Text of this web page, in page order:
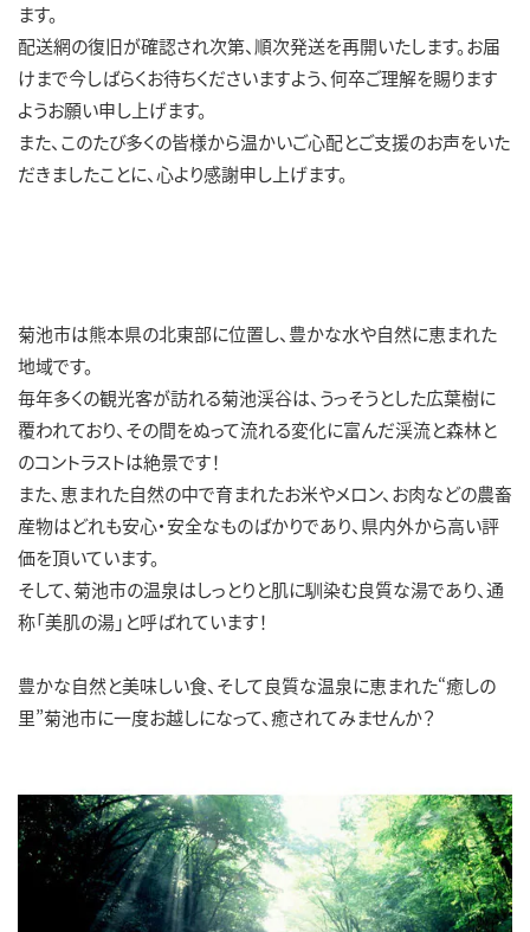
ます。​
配送網の復旧が確認され次第、順次発送を再開いたします。お届
けまで今しばらくお待ちくださいますよう、何卒ご理解を賜ります
ようお願い申し上げます。​
また、このたび多くの皆様から温かいご心配とご支援のお声をいた
だきましたことに、心より感謝申し上げます。​
菊池市は熊本県の北東部に位置し、豊かな水や自然に恵まれた
地域です。
毎年多くの観光客が訪れる菊池渓谷は、うっそうとした広葉樹に
覆われており、その間をぬって流れる変化に富んだ渓流と森林と
のコントラストは絶景です！
また、恵まれた自然の中で育まれたお米やメロン、お肉などの農畜
産物はどれも安心・安全なものばかりであり、県内外から高い評
価を頂いています。
そして、菊池市の温泉はしっとりと肌に馴染む良質な湯であり、通
称「美肌の湯」と呼ばれています！
豊かな自然と美味しい食、そして良質な温泉に恵まれた“癒しの
里”菊池市に一度お越しになって、癒されてみませんか？